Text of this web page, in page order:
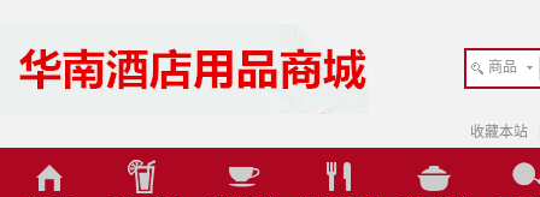
商品
收藏本站